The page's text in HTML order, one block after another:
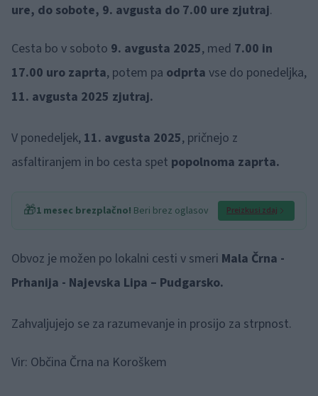
ure, do sobote, 9. avgusta do 7.00 ure zjutraj.
Cesta bo v soboto 9. avgusta 2025, med 7.00 in
17.00 uro zaprta, potem pa odprta vse do ponedeljka,
11. avgusta 2025 zjutraj.
V ponedeljek, 11. avgusta 2025, pričnejo z
asfaltiranjem in bo cesta spet popolnoma zaprta.
🎁1 mesec brezplačno! Beri brez oglasov Preizkusi zdaj
Obvoz je možen po lokalni cesti v smeri Mala Črna -
Prhanija - Najevska Lipa – Pudgarsko.
Zahvaljujejo se za razumevanje in prosijo za strpnost.
Vir: Občina Črna na Koroškem